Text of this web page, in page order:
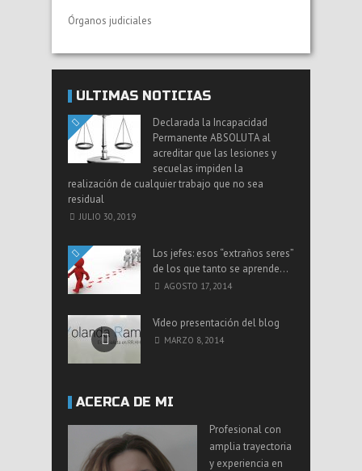
Órganos judiciales
ÚLTIMAS NOTICIAS
Declarada la Incapacidad
Permanente ABSOLUTA al
acreditar que las lesiones y
secuelas impiden la
realización de cualquier trabajo que no sea
residual
JULIO 30, 2019
Los jefes: esos “extraños seres”
de los que tanto se aprende…
AGOSTO 17, 2014
Vídeo presentación del blog
MARZO 8, 2014
ACERCA DE MI
Profesional con
amplia trayectoria
y experiencia en